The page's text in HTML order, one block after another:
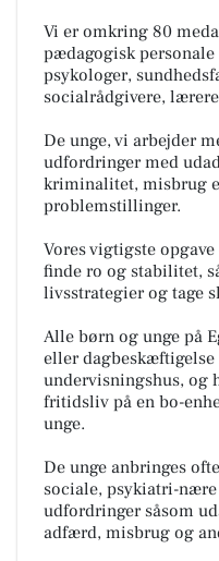
Vi er omkring 80
pædagogisk
psykologer,
socialrådgivere,
De unge, vi arbejder
udfordringer med
kriminalitet, misbrug
problemstillinger.
Vores vigtigste
finde ro og stabilitet,
livsstrategier og tage
Alle børn og unge på
eller dagbeskæftigelse
undervisningshus, og
fritidsliv på en bo-
unge.
De unge anbringes
sociale, psykiatri-
udfordringer såsom
adfærd, misbrug og